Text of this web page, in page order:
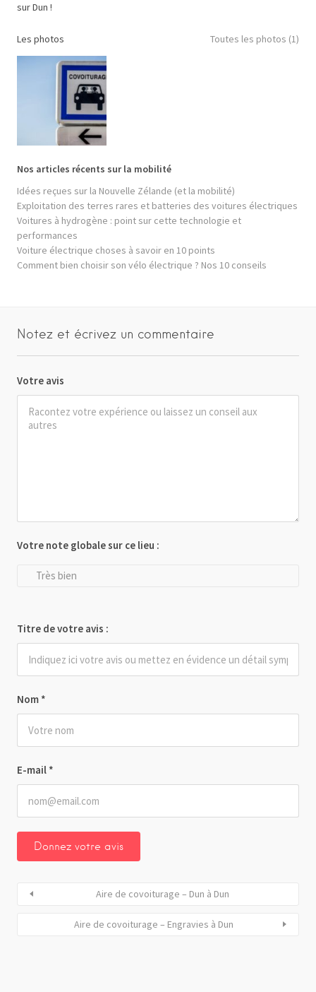
sur Dun !
Les photos Toutes les photos (1)
Nos articles récents sur la mobilité
Idées reçues sur la Nouvelle Zélande (et la mobilité)
Exploitation des terres rares et batteries des voitures électriques
Voitures à hydrogène : point sur cette technologie et
performances
Voiture électrique choses à savoir en 10 points
Comment bien choisir son vélo électrique ? Nos 10 conseils
Notez et écrivez un commentaire
Votre avis
Nom *
E-mail *
Votre note globale sur ce lieu :
Très bien
Titre de votre avis :
Aire de covoiturage – Dun à Dun
Aire de covoiturage – Engravies à Dun